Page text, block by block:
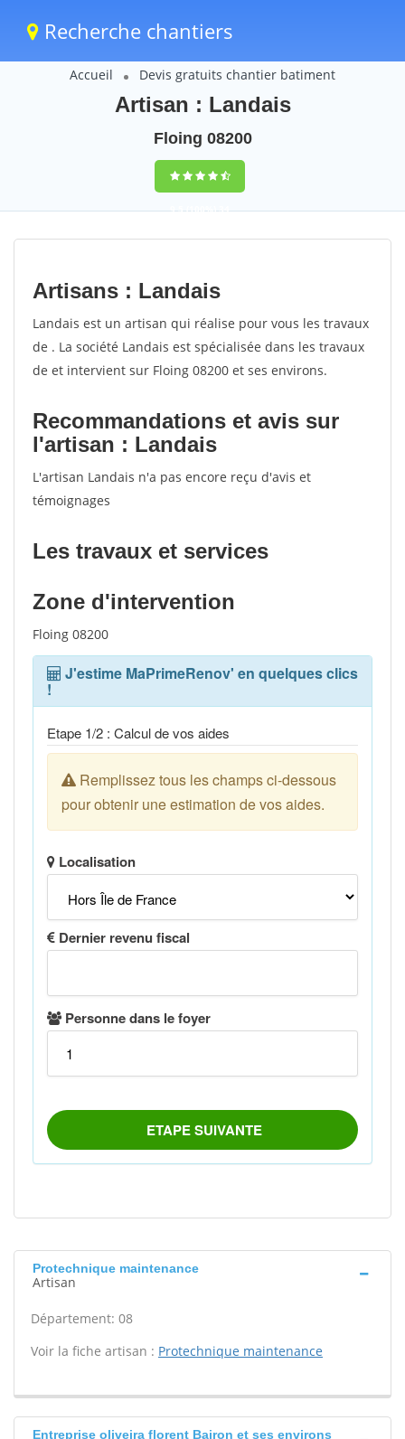
Recherche chantiers
Accueil Devis gratuits chantier batiment
Artisan : Landais
Floing 08200
9,5(100%)34
votes
Artisans : Landais
Landais est un artisan qui réalise pour vous les travaux
de . La société Landais est spécialisée dans les travaux
de et intervient sur Floing 08200 et ses environs.
Recommandations et avis sur
l'artisan : Landais
L'artisan Landais n'a pas encore reçu d'avis et
témoignages
Les travaux et services
Zone d'intervention
Floing 08200
Protechnique maintenance
Artisan
Département: 08
Voir la fiche artisan : Protechnique maintenance
Entreprise oliveira florent Bairon et ses environs